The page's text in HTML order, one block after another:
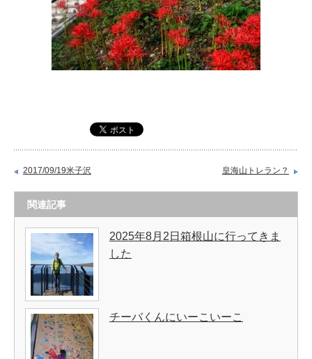
2017/09/19米子沢 皇海山トレラン？
関連記事
2025年8月2日箱根山に行ってきま
した
チーバくんにいーこいーこ